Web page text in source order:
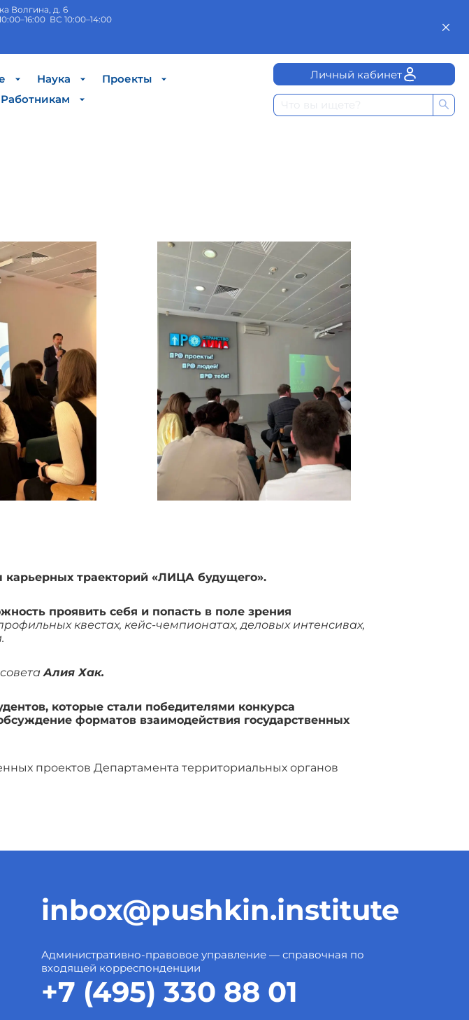
Волгина, д. 6
ВС 10:00–14:00
Наука
Проекты
Работникам
Личный кабинет
траекторий «ЛИЦА будущего».
проявить себя и попасть в поле зрения
квестах, кейс-чемпионатах, деловых интенсивах,
Алия Хак.
которые стали победителями конкурса
форматов взаимодействия государственных
проектов Департамента территориальных органов
inbox@pushkin.institute
Административно-правовое управление — справочная по
входящей корреспонденции
+7 (495) 330 88 01